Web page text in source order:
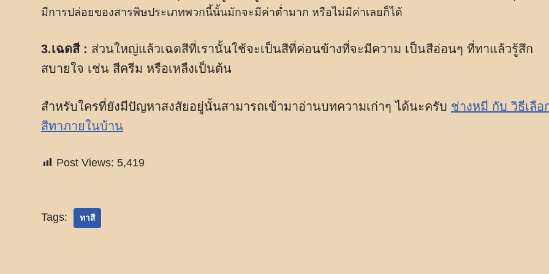
มีการปล่อยของสารพิษประเภทพวกนี้นั้นมักจะมีค่าต่ำมาก หรือไม่มีค่าเลยก็ได้
3.เฉดสี : ส่วนใหญ่แล้วเฉดสีที่เรานั้นใช้จะเป็นสีที่ค่อนข้างที่จะมีความ เป็นสีอ่อนๆ ที่ทาแล้วรู้สึก
สบายใจ เช่น สีครีม หรือเหลืงเป็นต้น
สำหรับใครที่ยังมีปัญหาสงสัยอยู่นั้นสามารถเข้ามาอ่านบทความเก่าๆ ได้นะครับ ช่างหมี กับ วิธีเลือ
สีทาภายในบ้าน
Post Views: 5,419
Tags: ทาสี